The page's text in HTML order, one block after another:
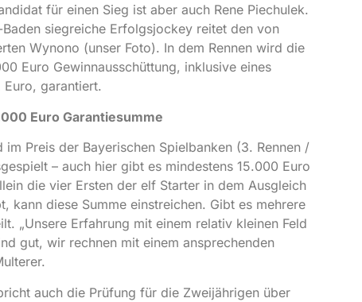
für einen Sieg ist aber auch Rene Piechulek.
siegreiche Erfolgsjockey reitet den von
Wynono (unser Foto). In dem Rennen wird die
Euro Gewinnausschüttung, inklusive eines
garantiert.
Euro Garantiesumme
Preis der Bayerischen Spielbanken (3. Rennen /
– auch hier gibt es mindestens 15.000 Euro
die vier Ersten der elf Starter in dem Ausgleich
kann diese Summe einstreichen. Gibt es mehrere
„Unsere Erfahrung mit einem relativ kleinen Feld
gut, wir rechnen mit einem ansprechenden
auch die Prüfung für die Zweijährigen über